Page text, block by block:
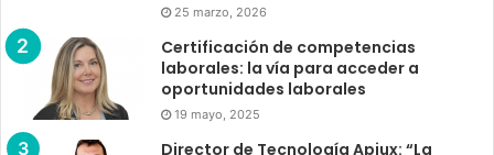
25 marzo, 2026
Certificación de competencias
laborales: la vía para acceder a
oportunidades laborales
19 mayo, 2025
Director de Tecnología Apiux: “La